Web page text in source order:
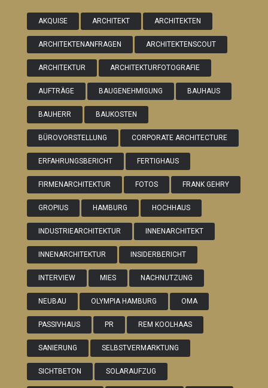
AKQUISE ARCHITEKT ARCHITEKTEN
ARCHITEKTENANFRAGEN ARCHITEKTENSCOUT
ARCHITEKTUR ARCHITEKTURFOTOGRAFIE
AUFTRÄGE BAUGENEHMIGUNG BAUHAUS
BAUHERR BAUKOSTEN
BÜROVORSTELLUNG CORPORATE ARCHITECTURE
ERFAHRUNGSBERICHT FERTIGHAUS
FIRMENARCHITEKTUR FOTOS FRANK GEHRY
GROPIUS HAMBURG HOCHHAUS
INDUSTRIEARCHITEKTUR INNENARCHITEKT
INNENARCHITEKTUR INSIDERBERICHT
INTERVIEW MIES NACHNUTZUNG
NEUBAU OLYMPIA HAMBURG OMA
PASSIVHAUS PR REM KOOLHAAS
SANIERUNG SELBSTVERMARKTUNG
SICHTBETON SOLARAUFZUG